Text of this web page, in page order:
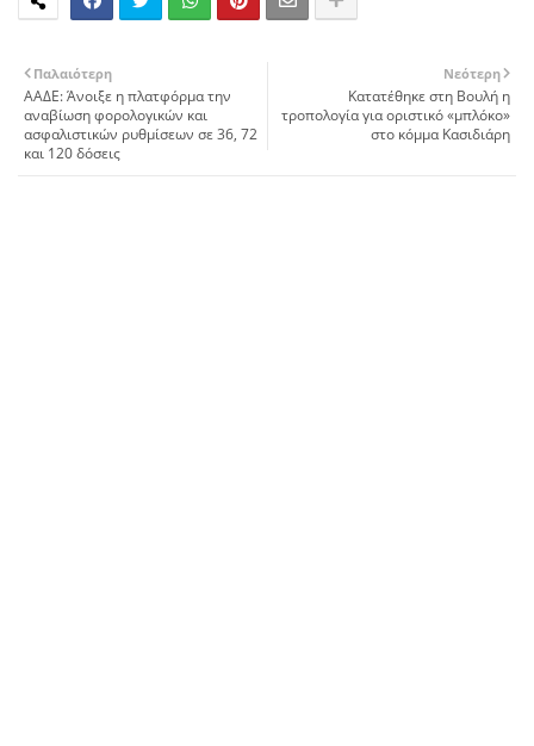
Νεότερη
Κατατέθηκε στη Βουλή η
τροπολογία για οριστικό «μπλόκο»
στο κόμμα Κασιδιάρη
Παλαιότερη
ΑΑΔΕ: Άνοιξε η πλατφόρμα την
αναβίωση φορολογικών και
ασφαλιστικών ρυθμίσεων σε 36, 72
και 120 δόσεις